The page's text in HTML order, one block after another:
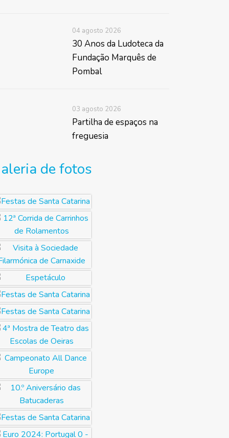
04 agosto 2026
30 Anos da Ludoteca da
Fundação Marquês de
Pombal
03 agosto 2026
Partilha de espaços na
freguesia
de fotos